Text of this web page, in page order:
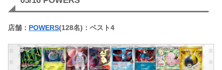
店舗： POWERS(128名)：ベスト4